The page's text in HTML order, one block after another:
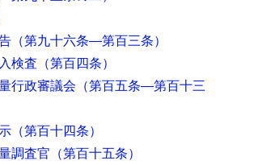
（第九十六条―第百三条）
検査 （第百四条）
行政審議会 （第百五条―第百十三
（第百十四条）
調査官 （第百十五条）